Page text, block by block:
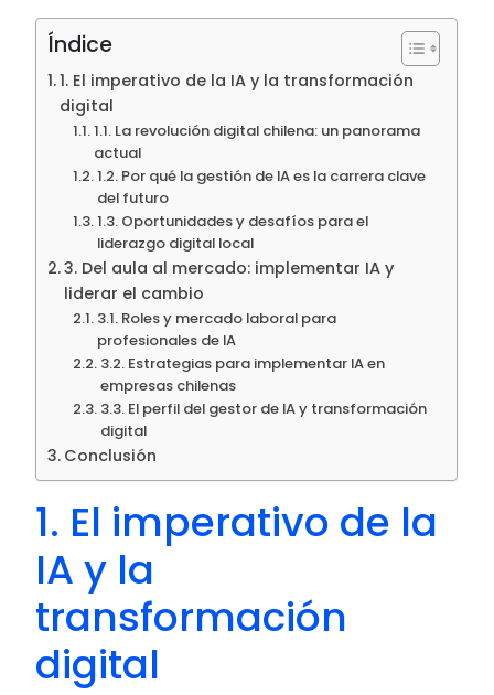
Índice
1. El imperativo de la IA y la transformación
digital
1.1. La revolución digital chilena: un panorama
actual
1.2. Por qué la gestión de IA es la carrera clave
del futuro
1.3. Oportunidades y desafíos para el
liderazgo digital local
3. Del aula al mercado: implementar IA y
liderar el cambio
3.1. Roles y mercado laboral para
profesionales de IA
3.2. Estrategias para implementar IA en
empresas chilenas
3.3. El perfil del gestor de IA y transformación
digital
Conclusión
1. El imperativo de la
IA y la
transformación
digital